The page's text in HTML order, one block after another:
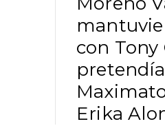
con Tony
Erika